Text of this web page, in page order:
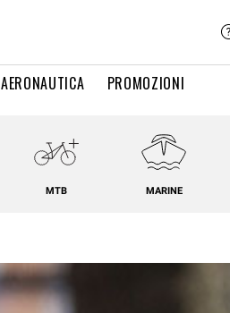
AERONAUTICA PROMOZIONI
MTB MARINE